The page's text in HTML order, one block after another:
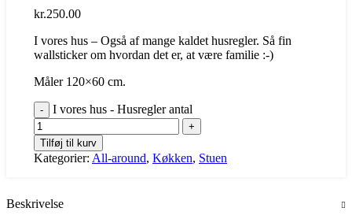
kr.250.00
I vores hus – Også af mange kaldet husregler. Så fin
wallsticker om hvordan det er, at være familie :-)
Måler 120×60 cm.
I vores hus - Husregler antal
Tilføj til kurv
Kategorier: All-around, Køkken, Stuen
Beskrivelse